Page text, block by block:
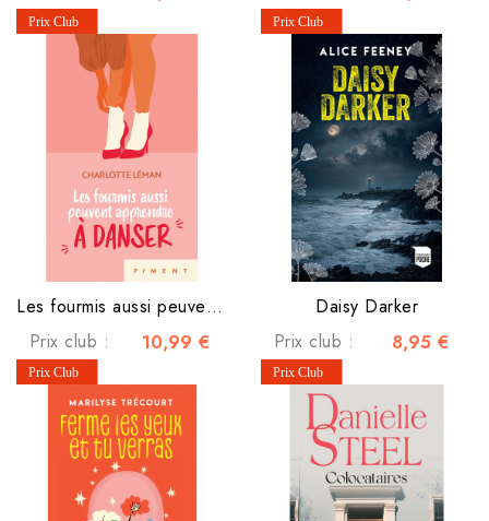
Les fourmis aussi peuvent apprendre à danser
Prix club :
10,99 €
Daisy Darker
Prix club :
8,95 €